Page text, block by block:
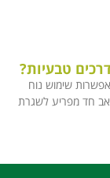
טבעיות?
שימוש נוח
כאב חד מפריע לשגרת